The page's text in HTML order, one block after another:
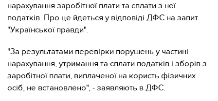
нарахування заробітної плати та сплати з неї
податків. Про це йдеться у відповіді ДФС на запит
"Української правди".
"За результатами перевірки порушень у частині
нарахування, утримання та сплати податків і зборів з
заробітної плати, виплаченої на користь фізичних
осіб, не встановлено", - заявляють в ДФС.